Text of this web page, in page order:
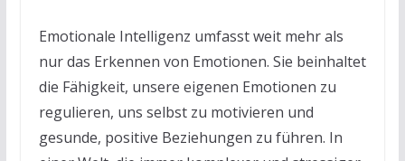
Emotionale Intelligenz umfasst weit mehr als
nur das Erkennen von Emotionen. Sie beinhaltet
die Fähigkeit, unsere eigenen Emotionen zu
regulieren, uns selbst zu motivieren und
gesunde, positive Beziehungen zu führen. In